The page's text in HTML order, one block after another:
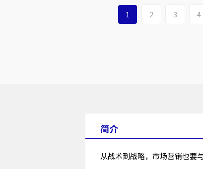
1 2 3 4
简介
从战术到战略，市场营销也要